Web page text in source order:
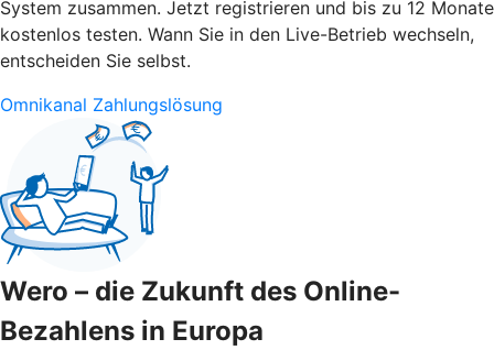
System zusammen. Jetzt registrieren und bis zu 12 Monate
kostenlos testen. Wann Sie in den Live-Betrieb wechseln,
entscheiden Sie selbst.
Omnikanal Zahlungslösung
Wero – die Zukunft des Online-
Bezahlens in Europa